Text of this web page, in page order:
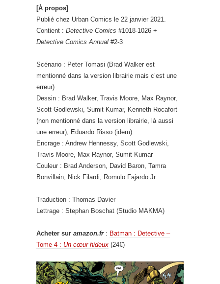
[À propos]
Publié chez Urban Comics le 22 janvier 2021.
Contient : Detective Comics #1018-1026 +
Detective Comics Annual #2-3
Scénario : Peter Tomasi (Brad Walker est
mentionné dans la version librairie mais c’est une
erreur)
Dessin : Brad Walker, Travis Moore, Max Raynor,
Scott Godlewski, Sumit Kumar, Kenneth Rocafort
(non mentionné dans la version librairie, là aussi
une erreur), Eduardo Risso (idem)
Encrage : Andrew Hennessy, Scott Godlewski,
Travis Moore, Max Raynor, Sumit Kumar
Couleur : Brad Anderson, David Baron, Tamra
Bonvillain, Nick Filardi, Romulo Fajardo Jr.
Traduction : Thomas Davier
Lettrage : Stephan Boschat (Studio MAKMA)
Acheter sur amazon.fr: Batman : Detective –
Tome 4 : Un cœur hideux (24€)